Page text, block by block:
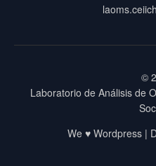
©
Laboratorio de Análisis de
We ♥ Wordpress |